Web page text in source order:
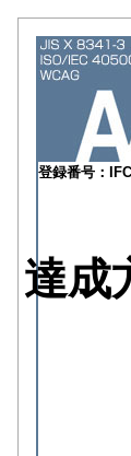
登録番号：
達成